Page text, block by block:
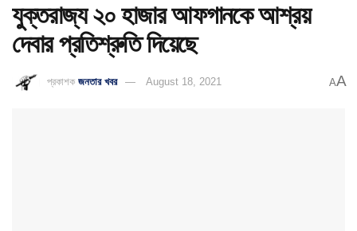
যুক্তরাজ্য ২০ হাজার আফগানকে আশ্রয়
দেবার প্রতিশ্রুতি দিয়েছে
প্রকাশক জনতার খবর August 18, 2021 AA